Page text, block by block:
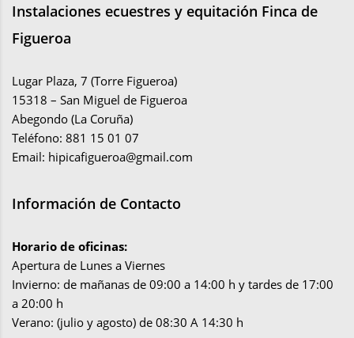
Instalaciones ecuestres y equitación Finca de
Figueroa
Lugar Plaza, 7 (Torre Figueroa)
15318 – San Miguel de Figueroa
Abegondo (La Coruña)
Teléfono: 881 15 01 07
Email: hipicafigueroa@gmail.com
Información de Contacto
Horario de oficinas:
Apertura de Lunes a Viernes
Invierno: de mañanas de 09:00 a 14:00 h y tardes de 17:00
a 20:00 h
Verano: (julio y agosto) de 08:30 A 14:30 h